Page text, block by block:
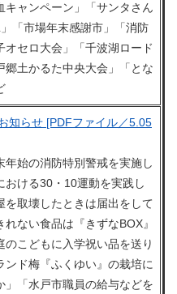
ャンペーン」「サンタさん
「市場年末感謝市」「消防
オセロ大会」「千波湖ロード
郷土かるた中央大会」「とな
らせ [PDFファイル／5.05
始の消防特別警戒を実施し
おける30・10運動を実践し
を取壊したときは届出をして
れない食品は『きずなBOX』
のこどもに入学祝い品を送り
ンド梅『ふくゆい』の栽培に
」「水戸市職員の給与などを